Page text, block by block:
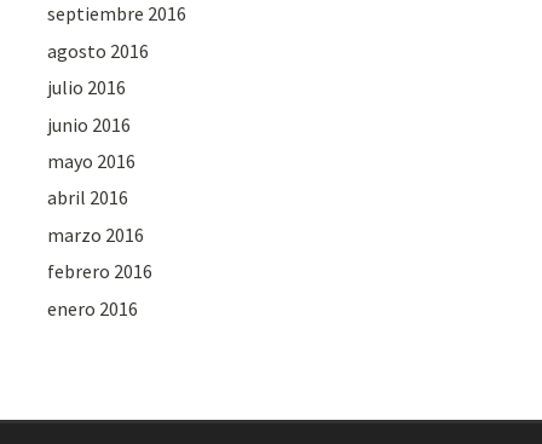
septiembre 2016
agosto 2016
julio 2016
junio 2016
mayo 2016
abril 2016
marzo 2016
febrero 2016
enero 2016